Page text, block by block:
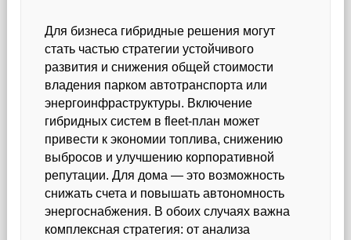
Для бизнеса гибридные решения могут
стать частью стратегии устойчивого
развития и снижения общей стоимости
владения парком автотранспорта или
энергоинфраструктуры. Включение
гибридных систем в fleet-план может
привести к экономии топлива, снижению
выбросов и улучшению корпоративной
репутации. Для дома — это возможность
снижать счета и повышать автономность
энергоснабжения. В обоих случаях важна
комплексная стратегия: от анализа